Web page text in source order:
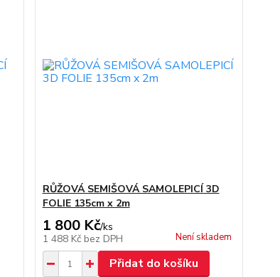
RŮŽOVÁ SEMIŠOVÁ SAMOLEPICÍ 3D
FOLIE 135cm x 2m
1 800 Kč/ks
1 488 Kč bez DPH Není skladem
Přidat do košíku